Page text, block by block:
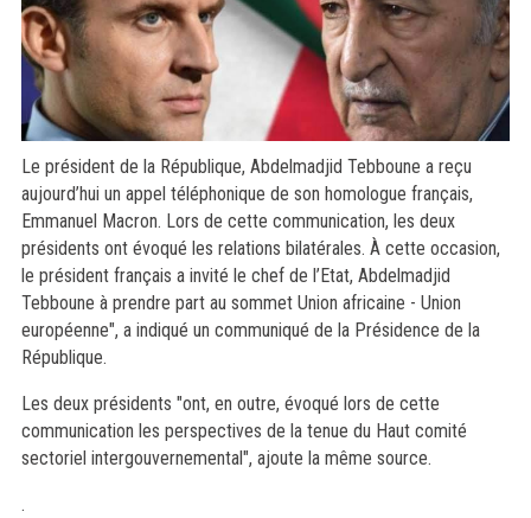
Le président de la République, Abdelmadjid Tebboune a reçu
aujourd’hui un appel téléphonique de son homologue français,
Emmanuel Macron. Lors de cette communication, les deux
présidents ont évoqué les relations bilatérales. À cette occasion,
le président français a invité le chef de l’Etat, Abdelmadjid
Tebboune à prendre part au sommet Union africaine - Union
européenne", a indiqué un communiqué de la Présidence de la
République.
Les deux présidents "ont, en outre, évoqué lors de cette
communication les perspectives de la tenue du Haut comité
sectoriel intergouvernemental", ajoute la même source.
.